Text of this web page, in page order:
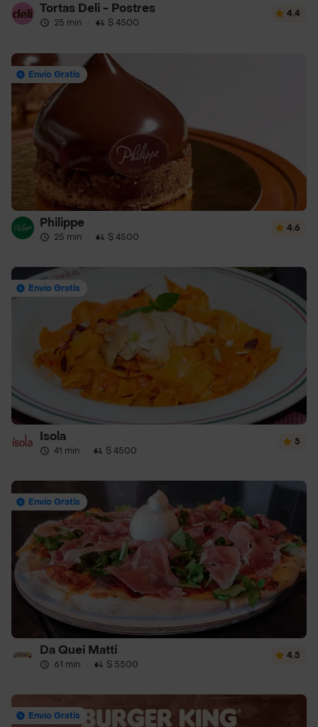
Tortas Deli - Postres
25 min · $ 4500
4.4
Envío Gratis
Philippe
25 min · $ 4500
4.6
Envío Gratis
Isola
41 min · $ 4500
5
Envío Gratis
Da Quei Matti
61 min · $ 5500
4.5
Envío Gratis